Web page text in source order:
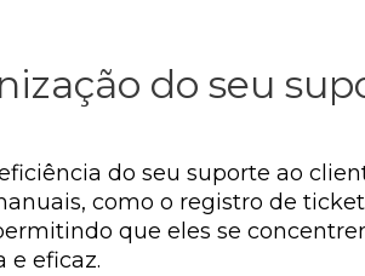
do seu
do seu suporte ao
como o registro de
que eles se
e eficaz.